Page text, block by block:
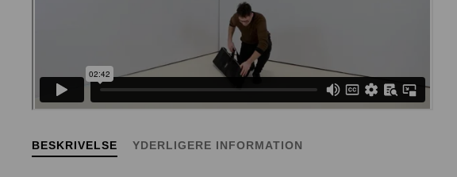
BESKRIVELSE YDERLIGERE INFORMATION